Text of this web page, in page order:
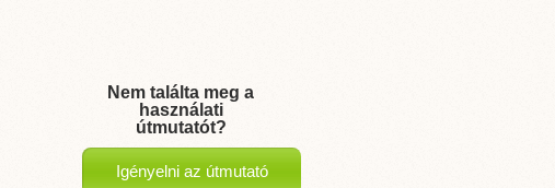
Nem találta meg a
használati
útmutatót?
Igényelni az útmutató